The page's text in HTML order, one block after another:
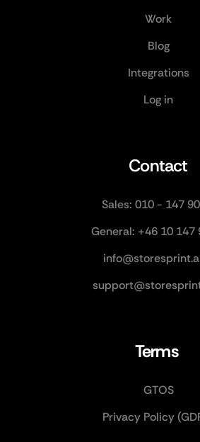
Contact
Sales: 010 - 147
General: +46 10 147
Terms
GTOS
Privacy Policy
Work
Blog
Integrations
Log in